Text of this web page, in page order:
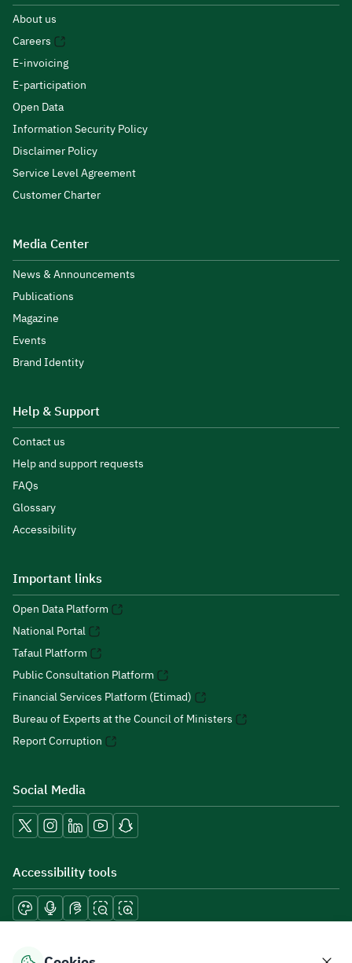
About us
Careers
E-invoicing
E-participation
Open Data
Information Security Policy
Disclaimer Policy
Service Level Agreement
Customer Charter
Media Center
News & Announcements
Publications
Magazine
Events
Brand Identity
Help & Support
Contact us
Help and support requests
FAQs
Glossary
Accessibility
Important links
Open Data Platform
National Portal
Tafaul Platform
Public Consultation Platform
Financial Services Platform (Etimad)
Bureau of Experts at the Council of Ministers
Report Corruption
Social Media
Accessibility tools
Download mobile applications